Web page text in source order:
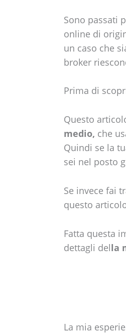
Sono passati
online di
un caso che
broker
Prima di
Questo
medio, che
Quindi se la
sei nel posto
Se invece fai
questo
Fatta questa
dettagli della
La mia